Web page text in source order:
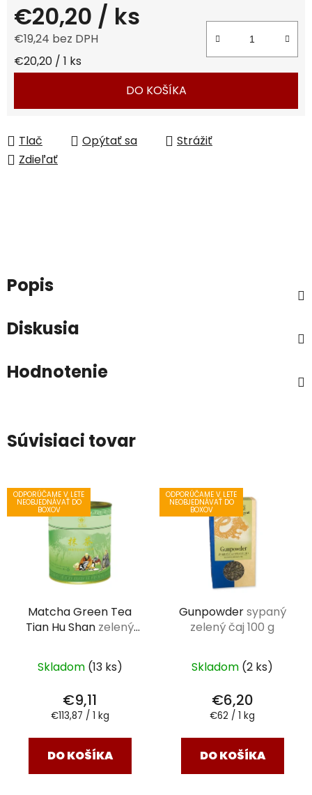
€20,20 / ks
€19,24 bez DPH
Jednotková cena:
€20,20 / 1 ks
DO KOŠÍKA
Tlač Opýtať sa
Strážiť
Zdieľať
Popis
Diskusia
Hodnotenie
Súvisiaci tovar
ODPORÚČAME V LETE
NEOBJEDNÁVAŤ DO
BOXOV
Matcha Green Tea
Tian Hu Shan zelený
Skladom (13 ks)
€9,11
Jednotková
€113,87 / 1 kg
DO KOŠÍKA
ODPORÚČAME V LETE
NEOBJEDNÁVAŤ DO
BOXOV
Gunpowdersypaný
zelený čaj 100 g
Skladom (2 ks)
€6,20
Jednotková
€62 / 1 kg
DO KOŠÍKA